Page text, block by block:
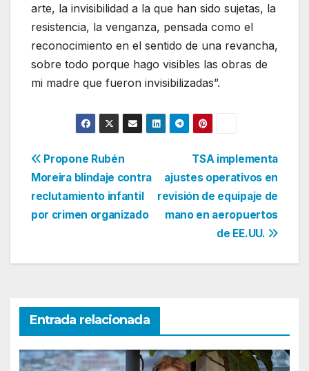
arte, la invisibilidad a la que han sido sujetas, la
resistencia, la venganza, pensada como el
reconocimiento en el sentido de una revancha,
sobre todo porque hago visibles las obras de
mi madre que fueron invisibilizadas”.
Navegación
de
entradas
TSA implementa
ajustes operativos en
revisión de equipaje de
mano en aeropuertos
de EE.UU.
Propone Rubén
Moreira blindaje contra
reclutamiento infantil
por crimen organizado
Entrada relacionada